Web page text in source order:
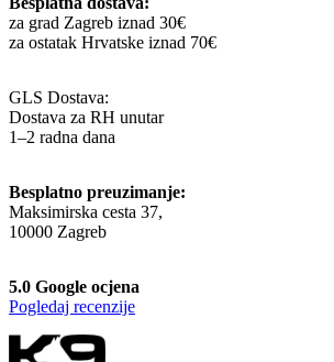
za grad Zagreb iznad 30€
za ostatak Hrvatske iznad 70€
GLS Dostava:
Dostava za RH unutar
1–2 radna dana
Besplatno preuzimanje:
Maksimirska cesta 37,
10000 Zagreb
5.0 Google ocjena
Pogledaj recenzije